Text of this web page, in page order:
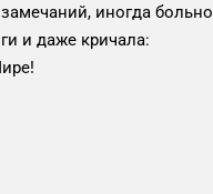
иногда больно
и даже кричала: